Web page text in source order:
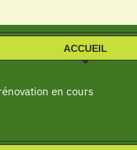
ACCUEIL
en cours